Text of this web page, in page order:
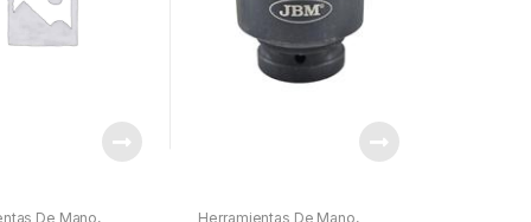
De Mano,
Herramientas De Mano,